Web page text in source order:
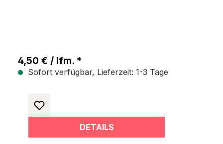
4,50 € / lfm. *
Sofort verfügbar, Lieferzeit: 1-3 Tage
DETAILS